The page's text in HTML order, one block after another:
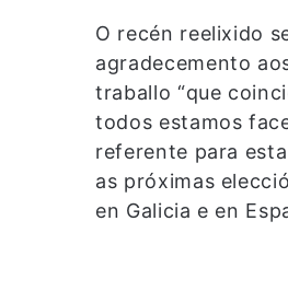
O recén reelixido
agradecemento
traballo “que
todos estamos
referente para
as próximas
en Galicia e en